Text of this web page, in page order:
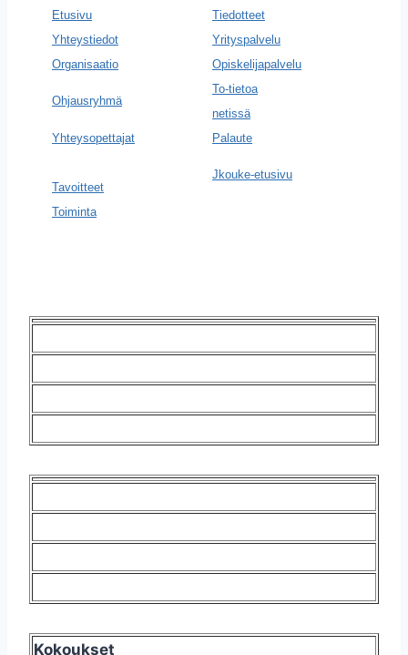
Etusivu
Tiedotteet
Yhteystiedot
Yrityspalvelu
Organisaatio
Opiskelijapalvelu
Ohjausryhmä
To-tietoa
netissä
Yhteysopettajat
Palaute
Tavoitteet
Jkouke-etusivu
Toiminta
Kokoukset